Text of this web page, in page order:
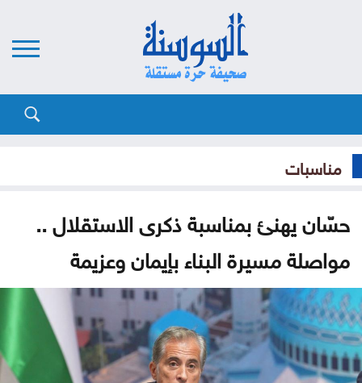
مناسبات
حسّان يهنئ بمناسبة ذكرى الاستقلال ..
مواصلة مسيرة البناء بإيمان وعزيمة